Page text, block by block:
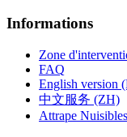
Informations
Zone
FAQ
English version
中文服务 (ZH)
Attrape